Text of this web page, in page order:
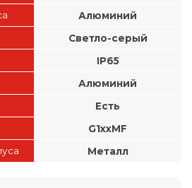
Алюминий
Светло-серый
IP65
Алюминий
Есть
G1xxMF
Металл